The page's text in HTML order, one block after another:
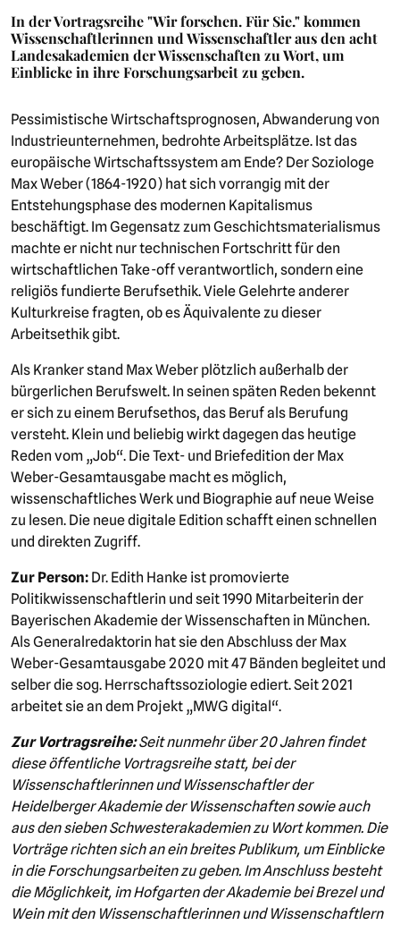
In der Vortragsreihe "Wir forschen. Für Sie." kommen
Wissenschaftlerinnen und Wissenschaftler aus den acht
Landesakademien der Wissenschaften zu Wort, um
Einblicke in ihre Forschungsarbeit zu geben.
Pessimistische Wirtschaftsprognosen, Abwanderung von
Industrieunternehmen, bedrohte Arbeitsplätze. Ist das
europäische Wirtschaftssystem am Ende? Der Soziologe
Max Weber (1864-1920) hat sich vorrangig mit der
Entstehungsphase des modernen Kapitalismus
beschäftigt. Im Gegensatz zum Geschichtsmaterialismus
machte er nicht nur technischen Fortschritt für den
wirtschaftlichen Take-off verantwortlich, sondern eine
religiös fundierte Berufsethik. Viele Gelehrte anderer
Kulturkreise fragten, ob es Äquivalente zu dieser
Arbeitsethik gibt.
Als Kranker stand Max Weber plötzlich außerhalb der
bürgerlichen Berufswelt. In seinen späten Reden bekennt
er sich zu einem Berufsethos, das Beruf als Berufung
versteht. Klein und beliebig wirkt dagegen das heutige
Reden vom „Job“. Die Text- und Briefedition der Max
Weber-Gesamtausgabe macht es möglich,
wissenschaftliches Werk und Biographie auf neue Weise
zu lesen. Die neue digitale Edition schafft einen schnellen
und direkten Zugriff.
Zur Person: Dr. Edith Hanke ist promovierte
Politikwissenschaftlerin und seit 1990 Mitarbeiterin der
Bayerischen Akademie der Wissenschaften in München.
Als Generalredaktorin hat sie den Abschluss der Max
Weber-Gesamtausgabe 2020 mit 47 Bänden begleitet und
selber die sog. Herrschaftssoziologie ediert. Seit 2021
arbeitet sie an dem Projekt „MWG digital“.
Zur Vortragsreihe:Seit nunmehr über 20 Jahren findet
diese öffentliche Vortragsreihe statt, bei der
Wissenschaftlerinnen und Wissenschaftler der
Heidelberger Akademie der Wissenschaften sowie auch
aus den sieben Schwesterakademien zu Wort kommen. Die
Vorträge richten sich an ein breites Publikum, um Einblicke
in die Forschungsarbeiten zu geben. Im Anschluss besteht
die Möglichkeit, im Hofgarten der Akademie bei Brezel und
Wein mit den Wissenschaftlerinnen und Wissenschaftlern